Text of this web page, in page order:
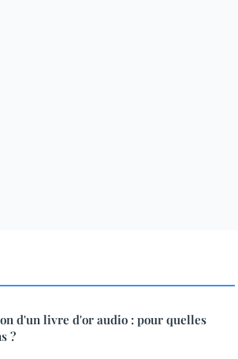
d'un livre d'or audio : pour quelles
?